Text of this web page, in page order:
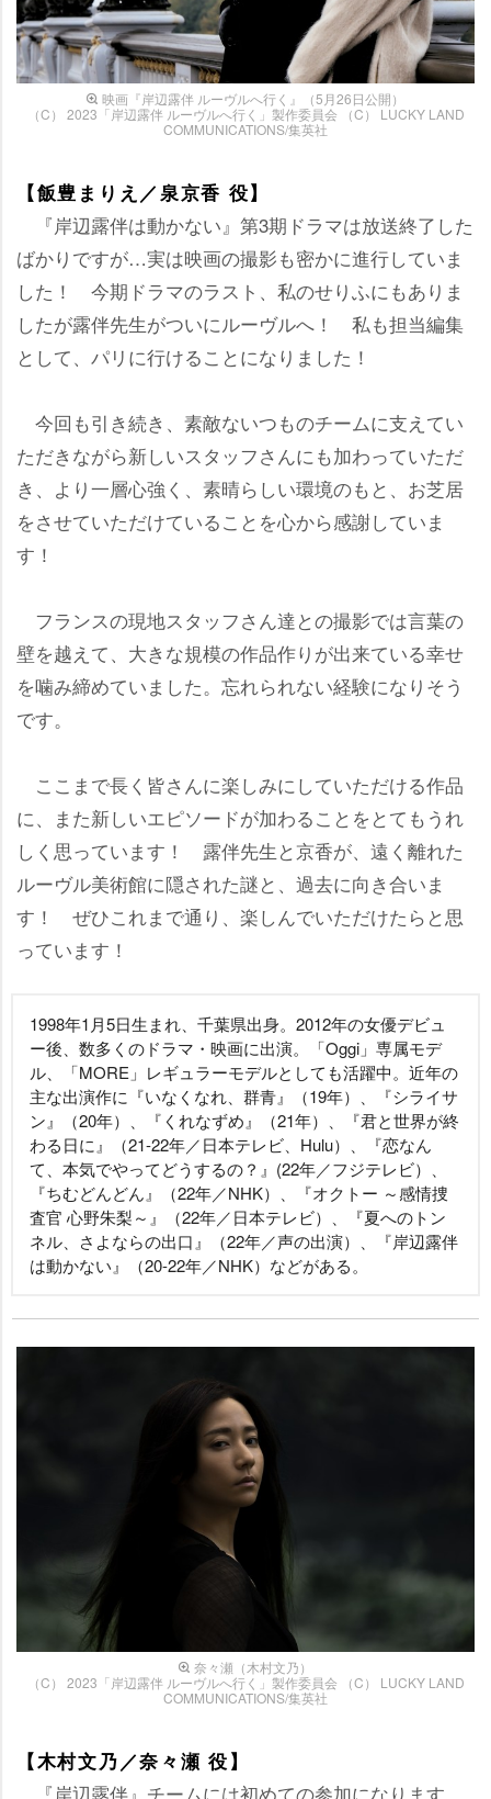
映画『岸辺露伴 ルーヴルへ行く』（5月26日公開）
（C） 2023「岸辺露伴 ルーヴルへ行く」製作委員会 （C） LUCKY LAND
COMMUNICATIONS/集英社
【飯豊まりえ／泉京香 役】
『岸辺露伴は動かない』第3期ドラマは放送終了した
ばかりですが…実は映画の撮影も密かに進行していま
した！ 今期ドラマのラスト、私のせりふにもありま
したが露伴先生がついにルーヴルへ！ 私も担当編集
として、パリに行けることになりました！
今回も引き続き、素敵ないつものチームに支えてい
ただきながら新しいスタッフさんにも加わっていただ
き、より一層心強く、素晴らしい環境のもと、お芝居
をさせていただけていることを心から感謝していま
す！
フランスの現地スタッフさん達との撮影では言葉の
壁を越えて、大きな規模の作品作りが出来ている幸せ
を噛み締めていました。忘れられない経験になりそう
です。
ここまで長く皆さんに楽しみにしていただける作品
に、また新しいエピソードが加わることをとてもうれ
しく思っています！ 露伴先生と京香が、遠く離れた
ルーヴル美術館に隠された謎と、過去に向き合いま
す！ ぜひこれまで通り、楽しんでいただけたらと思
っています！
1998年1月5日生まれ、千葉県出身。2012年の女優デビュ
ー後、数多くのドラマ・映画に出演。「Oggi」専属モデ
ル、「MORE」レギュラーモデルとしても活躍中。近年の
主な出演作に『いなくなれ、群青』（19年）、『シライサ
ン』（20年）、『くれなずめ』（21年）、『君と世界が終
わる日に』（21-22年／日本テレビ、Hulu）、『恋なん
て、本気でやってどうするの？』(22年／フジテレビ）、
『ちむどんどん』（22年／NHK）、『オクトー ～感情捜
査官 心野朱梨～』（22年／日本テレビ）、『夏へのトン
ネル、さよならの出口』（22年／声の出演）、『岸辺露伴
は動かない』（20-22年／NHK）などがある。
奈々瀬（木村文乃）
（C） 2023「岸辺露伴 ルーヴルへ行く」製作委員会 （C） LUCKY LAND
COMMUNICATIONS/集英社
【木村文乃／奈々瀬 役】
『岸辺露伴』チームには初めての参加になります